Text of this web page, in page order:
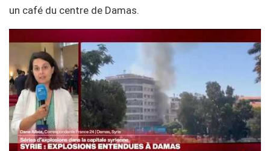
un café du centre de Damas.